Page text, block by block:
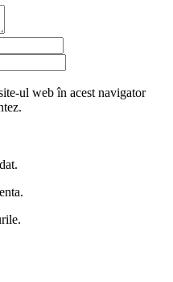
ul web în acest navigator